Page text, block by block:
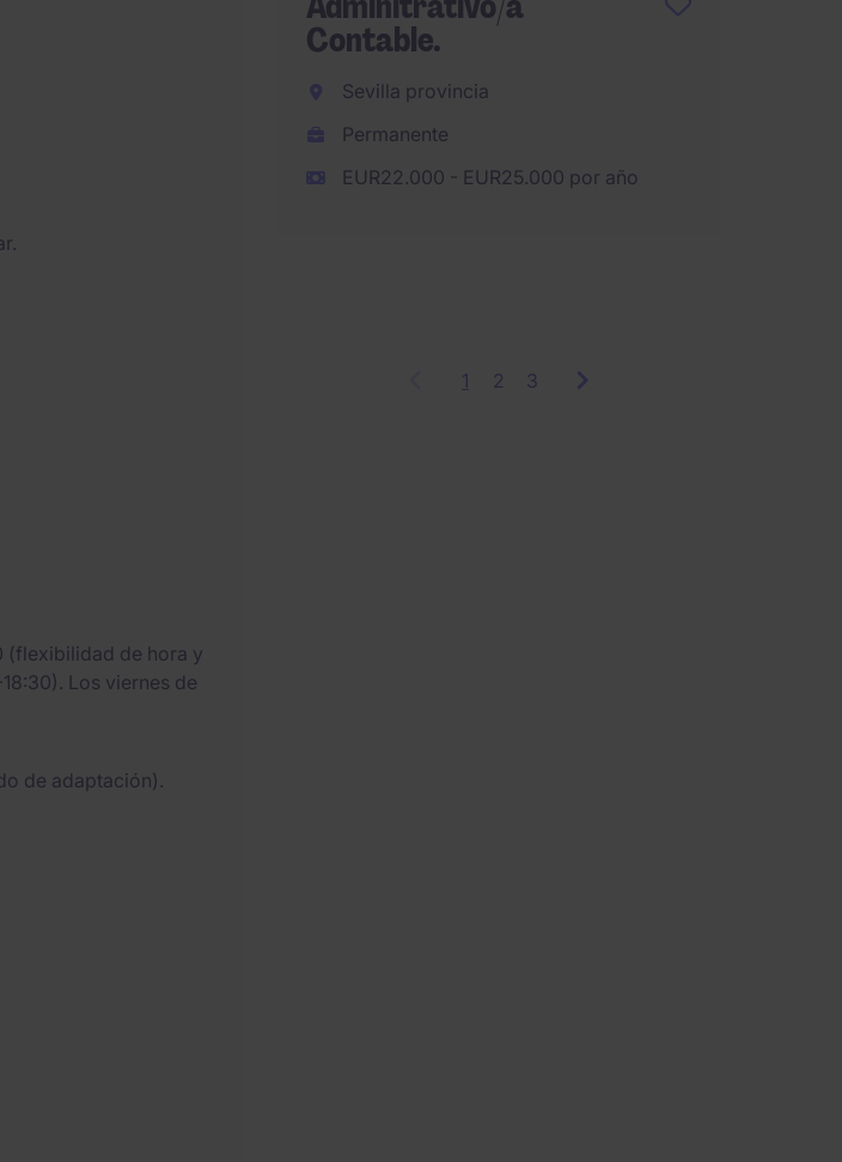
(flexibilidad de hora y
Los viernes de
de adaptación).
Contable.
Sevilla provincia
Permanente
EUR22.000 - EUR25.000 por año
1 Showing
2 3